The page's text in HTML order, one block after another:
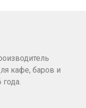
кафе, баров и